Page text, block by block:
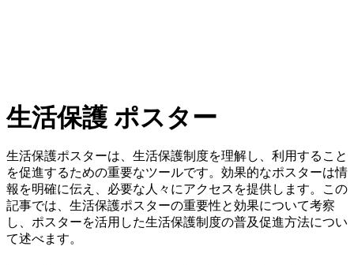
生活保護 ポスター
生活保護ポスターは、生活保護制度を理解し、利用すること
を促進するための重要なツールです。効果的なポスターは情
報を明確に伝え、必要な人々にアクセスを提供します。この
記事では、生活保護ポスターの重要性と効果について考察
し、ポスターを活用した生活保護制度の普及促進方法につい
て述べます。